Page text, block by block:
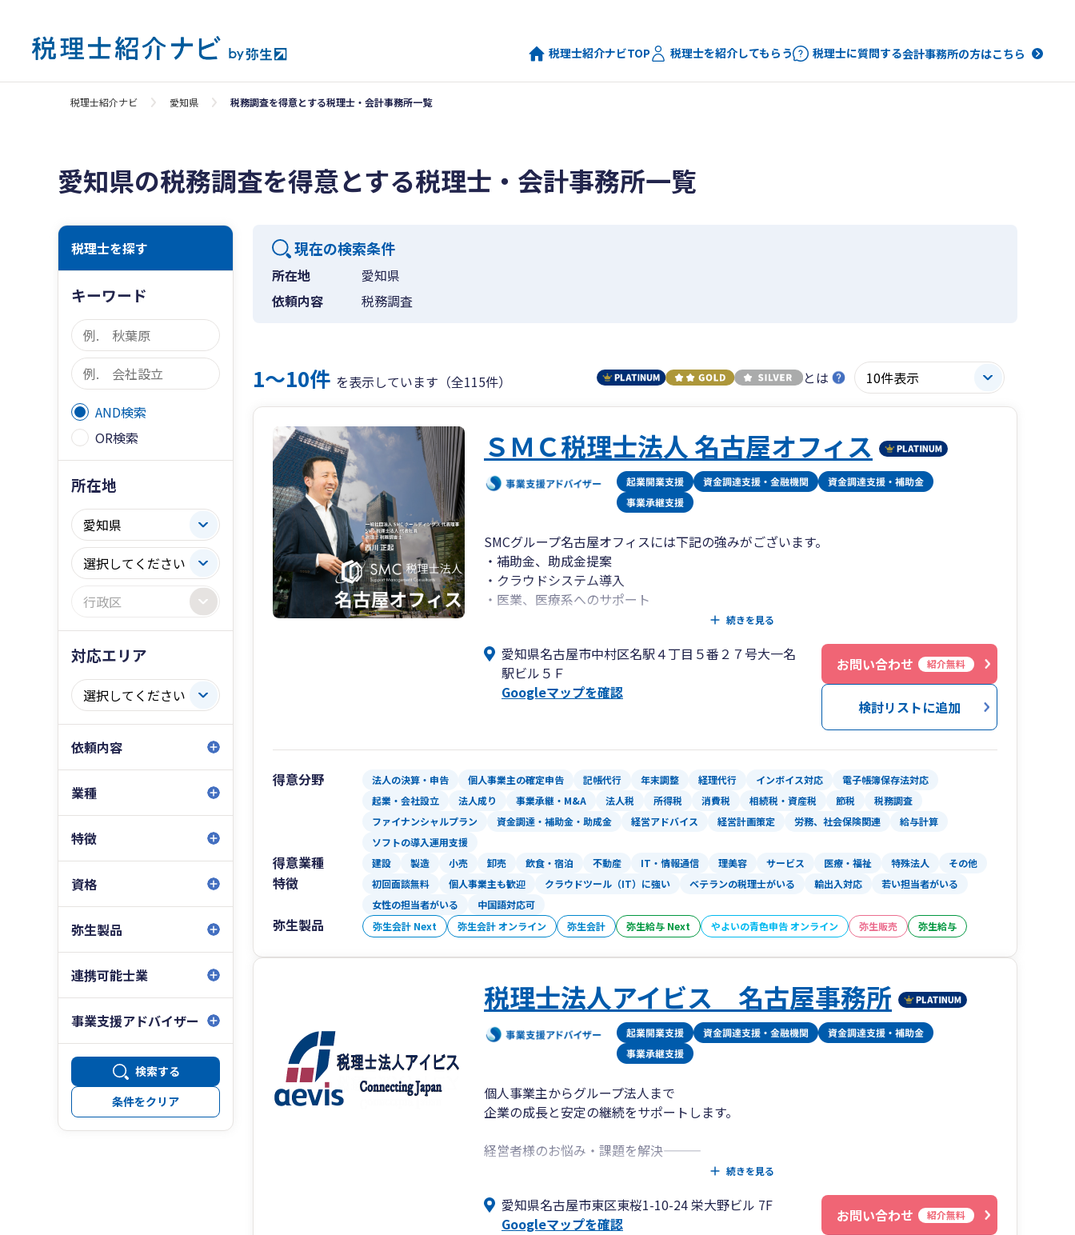
税理士紹介ナビTOP 税理士を紹介してもらう 税理士に質問する会計事務所の方はこちら
税理士紹介ナビ 愛知県 税務調査を得意とする税理士・会計事務所一覧
愛知県の税務調査を得意とする税理士・会計事務所一覧
税理士を探す
キーワード
AND検索
OR検索
所在地
対応エリア
依頼内容
業種
特徴
資格
弥生製品
連携可能士業
事業支援アドバイザー
検索する
条件をクリア
現在の検索条件
所在地
愛知県
依頼内容
税務調査
1〜10件 を表示しています（全115件） とは
ＳＭＣ税理士法人 名古屋オフィス
SMCグループ名古屋オフィスには下記の強みがございます。
・補助金、助成金提案
・クラウドシステム導入
・医業、医療系へのサポート
保険労務士等の士業が常駐しております。
そのため税理士だけでは対応しきれないサービスとして、採用に関するアドバイスや、完
全成功報酬1%の創業融資支援、補助金・助成金の迅速な情報提供・提案を実施すること
で、全方位的なサポートを提供し、お客様の事業成功を全面的に支援しております。
また名古屋オフィスは医業クライアント230件以上の実績を持ち、医療業種への対応力と
提案力を持ったスタッフが在籍しています。
続きを見る
愛知県名古屋市中村区名駅４丁目５番２７号大一名
駅ビル５Ｆ
Googleマップを確認
お問い合わせ 紹介無料
検討リストに追加
得意分野 法人の決算・申告 個人事業主の確定申告 記帳代行 年末調整 経理代行 インボイス対応
電子帳簿保存法対応
起業・会社設立
法人成り 事業承継・M&A 法人税 所得税 消費税 相続税・資産税 節税
税務調査
ファイナンシャルプラン
資金調達・補助金・助成金 経営アドバイス 経営計画策定 労務、社会保険関連
給与計算
ソフトの導入運用支援
得意業種 建設 製造 小売 卸売 飲食・宿泊 不動産 IT・情報通信 理美容 サービス 医療・福祉 特殊法人 その他
特徴 初回面談無料 個人事業主も歓迎 クラウドツール（IT）に強い ベテランの税理士がいる 輸出入対応
若い担当者がいる
女性の担当者がいる
中国語対応可
弥生製品 弥生会計 Next 弥生会計 オンライン 弥生会計 弥生給与 Next やよいの青色申告 オンライン 弥生販売 弥生給与
税理士法人アイビス 名古屋事務所
個人事業主からグループ法人まで
企業の成長と安定の継続をサポートします。
経営者様のお悩み・課題を解決―――
独立開業・会社設立支援、法人成りから申告、月次決算、経営計画・事業計画策定、クラ
す。
続きを見る
愛知県名古屋市東区東桜1-10-24 栄大野ビル 7F
Googleマップを確認
お問い合わせ 紹介無料